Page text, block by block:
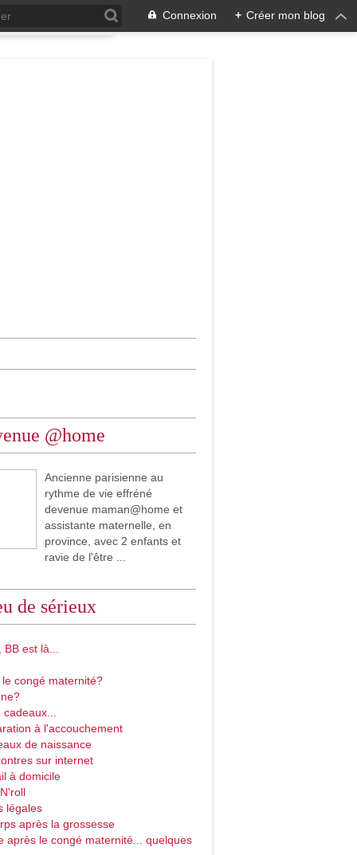
Connexion + Créer mon blog
@home
Ancienne parisienne au
rythme de vie effréné
devenue maman@home et
assistante maternelle, en
province, avec 2 enfants et
ravie de l'être ...
de sérieux
est là...
congé maternité?
à l'accouchement
de naissance
sur internet
à domicile
légales
après la grossesse
après le congé maternité... quelques